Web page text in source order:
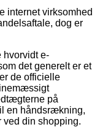
internet virksomhed
dog er
hvorvidt e-
det generelt er et
de officielle
på
en håndsrækning,
ved din shopping.